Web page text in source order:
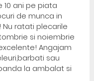
10 ani pe piata
de munca in
Nu ratati plecarile
si noiembrie
Angajam
sau
la ambalat si